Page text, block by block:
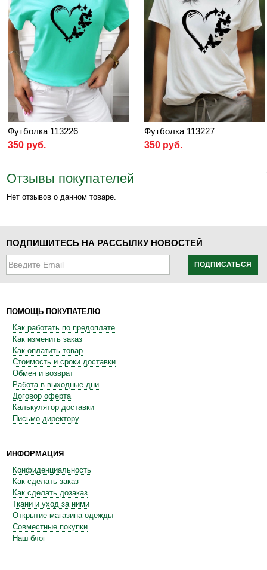
Футболка 113226
350 руб.
Футболка 113227
350 руб.
Отзывы покупателей
Нет отзывов о данном товаре.
ПОДПИШИТЕСЬ НА РАССЫЛКУ НОВОСТЕЙ
ПОДПИСАТЬСЯ
ПОМОЩЬ ПОКУПАТЕЛЮ
Как работать по предоплате
Как изменить заказ
Как оплатить товар
Стоимость и сроки доставки
Обмен и возврат
Работа в выходные дни
Договор оферта
Калькулятор доставки
Письмо директору
ИНФОРМАЦИЯ
Конфиденциальность
Как сделать заказ
Как сделать дозаказ
Ткани и уход за ними
Открытие магазина одежды
Совместные покупки
Наш блог